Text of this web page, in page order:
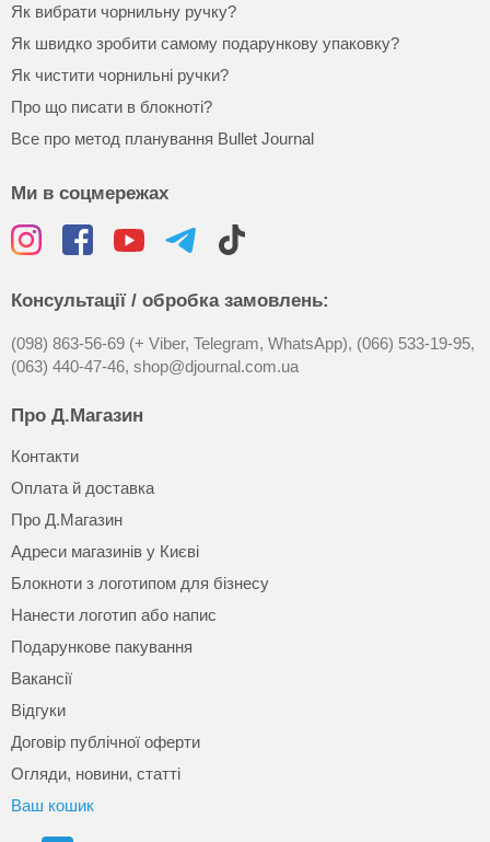
Як вибрати чорнильну ручку?
Як швидко зробити самому подарункову упаковку?
Як чистити чорнильні ручки?
Про що писати в блокноті?
Все про метод планування Bullet Journal
Ми в соцмережах
Консультації / обробка замовлень:
(098) 863-56-69 (+ Viber, Telegram, WhatsApp), (066) 533-19-95,
(063) 440-47-46, shop@djournal.com.ua
Про Д.Магазин
Контакти
Оплата й доставка
Про Д.Магазин
Адреси магазинів у Києві
Блокноти з логотипом для бізнесу
Нанести логотип або напис
Подарункове пакування
Вакансії
Відгуки
Договір публічної оферти
Огляди, новини, статті
Ваш кошик